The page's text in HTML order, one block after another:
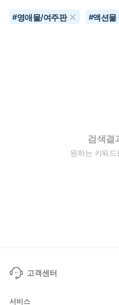
#영애물/여주판 #액션물
검색결
원하는 키워드
고객센터
서비스